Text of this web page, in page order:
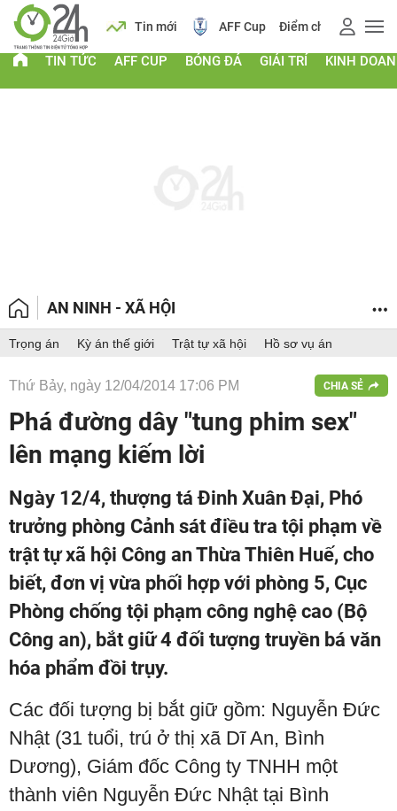
Lịch Tin mới AFF Cup Điểm chuẩn 2026
TIN TỨC AFF CUP BÓNG ĐÁ GIẢI TRÍ KINH
AN NINH - XÃ HỘI
Trọng án Kỳ án thế giới Trật tự xã hội Hồ sơ vụ án
Thứ Bảy, ngày 12/04/2014 17:06 PM CHIA SẺ
Phá đường dây "tung phim sex"
lên mạng kiếm lời
Ngày 12/4, thượng tá Đinh Xuân Đại, Phó
trưởng phòng Cảnh sát điều tra tội phạm về
trật tự xã hội Công an Thừa Thiên Huế, cho
biết, đơn vị vừa phối hợp với phòng 5, Cục
Phòng chống tội phạm công nghệ cao (Bộ
Công an), bắt giữ 4 đối tượng truyền bá văn
hóa phẩm đồi trụy.
Các đối tượng bị bắt giữ gồm: Nguyễn Ðức
Nhật (31 tuổi, trú ở thị xã Dĩ An, Bình
Dương), Giám đốc Công ty TNHH một
thành viên Nguyễn Ðức Nhật tại Bình